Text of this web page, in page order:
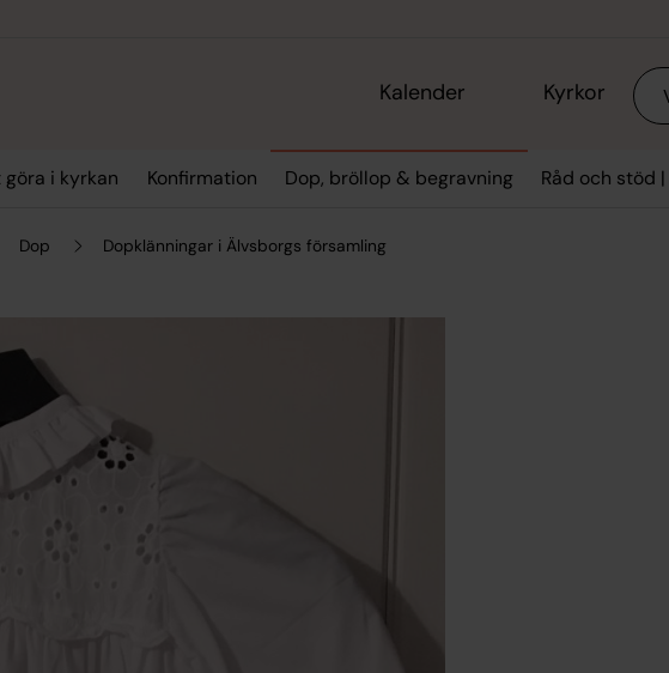
Kalender Kyrkor Sök
göra i kyrkan Konfirmation Dop, bröllop & begravning Råd och stöd
Dop Dopklänningar i Älvsborgs församling